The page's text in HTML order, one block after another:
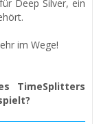
Deep Silver, ein
im Wege!
TimeSplitters